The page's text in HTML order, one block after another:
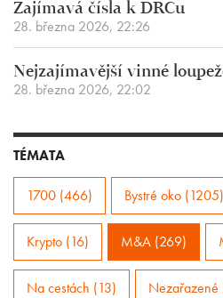
Zajímavá čísla k DRCu
28. března 2026, 22:26
Nejzajímavější vinné
28. března 2026, 22:02
TÉMATA
1700 (466) Bystré oko (1205)
Krypto (16) M&A (269)
Na cestách (13) Nezařazené